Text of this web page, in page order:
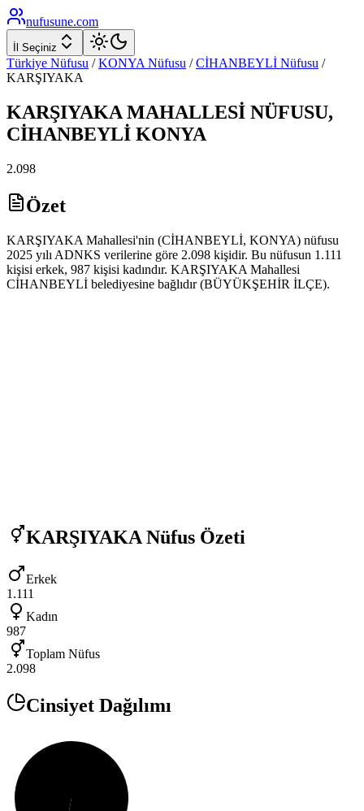
nufusune.com
İl Seçiniz
Türkiye Nüfusu / KONYA Nüfusu / CİHANBEYLİ Nüfusu /
KARŞIYAKA
KARŞIYAKA MAHALLESİ NÜFUSU,
CİHANBEYLİ KONYA
2.098
Özet
KARŞIYAKA Mahallesi'nin (CİHANBEYLİ, KONYA) nüfusu
2025 yılı ADNKS verilerine göre 2.098 kişidir. Bu nüfusun 1.111
kişisi erkek, 987 kişisi kadındır. KARŞIYAKA Mahallesi
CİHANBEYLİ belediyesine bağlıdır (BÜYÜKŞEHİR İLÇE).
KARŞIYAKA Nüfus Özeti
Erkek
1.111
Kadın
987
Toplam Nüfus
2.098
Cinsiyet Dağılımı